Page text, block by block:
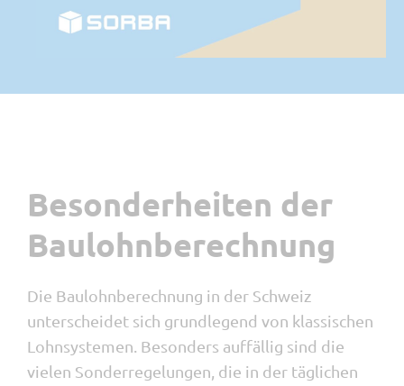
Besonderheiten der
Baulohnberechnung
Die Baulohnberechnung in der Schweiz
unterscheidet sich grundlegend von klassischen
Lohnsystemen. Besonders auffällig sind die
vielen Sonderregelungen, die in der täglichen